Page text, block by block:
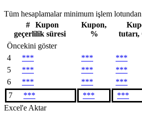
Tüm hesaplamalar minimum işlem lotundan
#
Kupon
geçerlilik süresi
Kupon,
%
tutarı,
Öncekini göster
4
*** *** ***
5
*** *** ***
6
*** *** ***
7
*** *** ***
Excel'e Aktar